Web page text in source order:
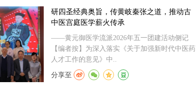
研四圣经典奥旨，传黄岐秦张之道，推动古
中医宫庭医学薪火传承
——黄元御医学流派2026年五一团建活动侧记
【编者按】为深入落实《关于加强新时代中医药
人才工作的意见》中..
分享至